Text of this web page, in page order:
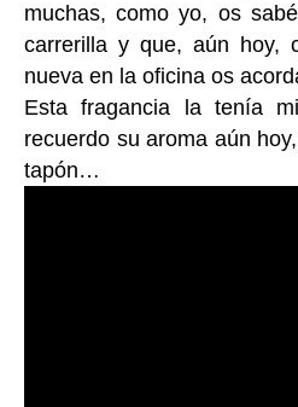
muchas, como yo, os
carrerilla y que, aún hoy,
nueva en la oficina os
Esta fragancia la tenía
recuerdo su aroma aún
tapón…